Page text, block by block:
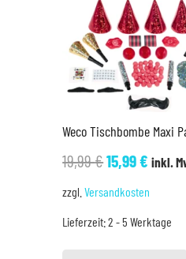
Weco Tischbombe Maxi
19,99€
Preis
19,99 €
15,99€
15,99 €.
inkl.
zzgl.Versandkosten
Lieferzeit:2 - 5 Werktage